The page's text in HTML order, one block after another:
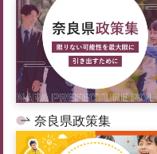
奈良県政策集